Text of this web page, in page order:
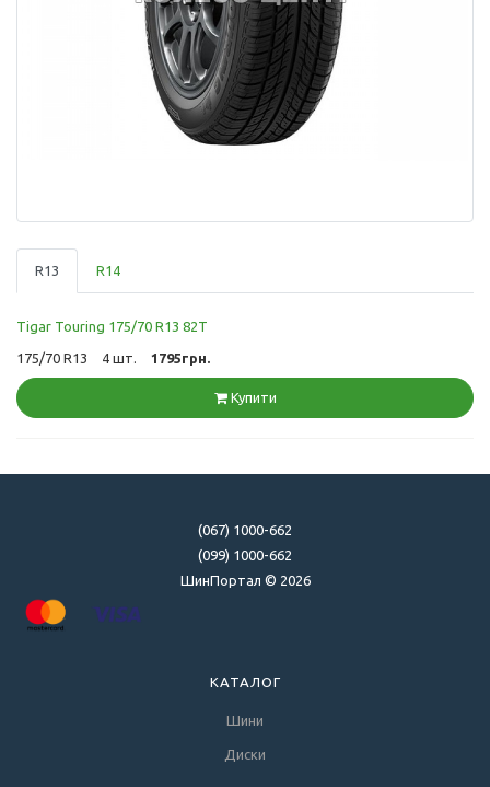
R13 R14
Tigar Touring 175/70 R13 82T
175/70 R13 4 шт. 1795грн.
Купити
(067) 1000-662
(099) 1000-662
ШинПортал © 2026
КАТАЛОГ
Шини
Диски